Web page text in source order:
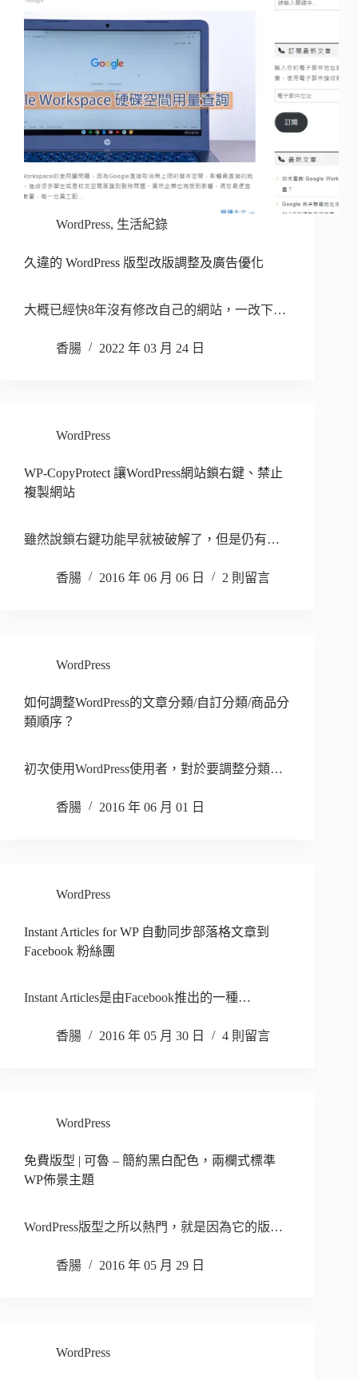
WordPress, 生活紀錄
久違的 WordPress 版型改版調整及廣告優化
大概已經快8年沒有修改自己的網站，一改下…
香腸 2022 年 03 月 24 日
WordPress
WP-CopyProtect 讓WordPress網站鎖右鍵、禁止
複製網站
雖然說鎖右鍵功能早就被破解了，但是仍有…
香腸 2016 年 06 月 06 日 2 則留言
WordPress
如何調整WordPress的文章分類/自訂分類/商品分
類順序？
初次使用WordPress使用者，對於要調整分類…
香腸 2016 年 06 月 01 日
WordPress
Instant Articles for WP 自動同步部落格文章到
Facebook 粉絲團
Instant Articles是由Facebook推出的一種…
香腸 2016 年 05 月 30 日 4 則留言
WordPress
免費版型 | 可魯 – 簡約黑白配色，兩欄式標準
WP佈景主題
WordPress版型之所以熱門，就是因為它的版…
香腸 2016 年 05 月 29 日
WordPress